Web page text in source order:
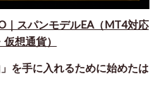
｜スパンモデルEA（MT4対応
想通貨）
を手に入れるために始めたは